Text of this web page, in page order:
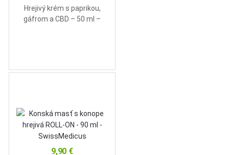
Hrejivý krém s paprikou,
gáfrom a CBD – 50 ml –
9,90 €